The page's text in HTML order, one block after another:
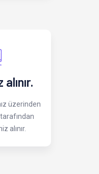
üzerinden
alınır.